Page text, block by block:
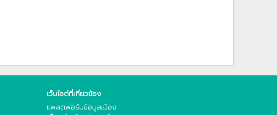
เว็บไซต์ที่เกี่ยวข้อง
แพลตฟอร์มข้อมูลเมือง